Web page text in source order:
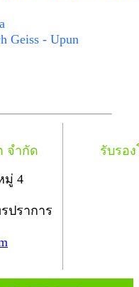
Geiss - Upun
จำกัด
มู่ 4
ปราการ
รับรอ